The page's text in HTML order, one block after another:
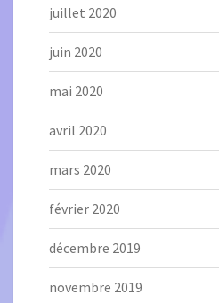
juillet 2020
juin 2020
mai 2020
avril 2020
mars 2020
février 2020
décembre 2019
novembre 2019